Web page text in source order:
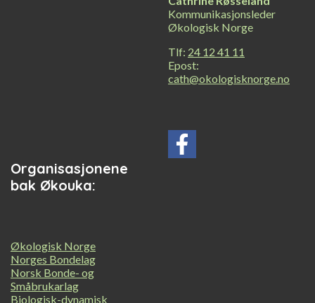
Kommunikasjonsleder
Økologisk Norge
Tlf: 24 12 41 11
Epost:
cath@okologisknorge.no
Organisasjonene
bak Økouka:
Økologisk Norge
Norges Bondelag
Norsk Bonde- og
Småbrukarlag
Biologisk-dynamisk